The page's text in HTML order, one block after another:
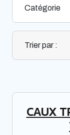
Trier par :
CAUX